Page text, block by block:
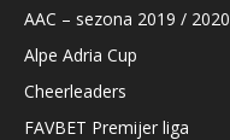
AAC – sezona 2019 / 2020
Alpe Adria Cup
Cheerleaders
FAVBET Premijer liga